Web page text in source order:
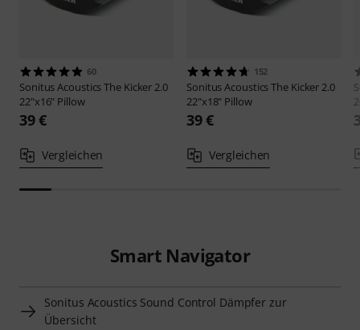
60
Sonitus AcousticsThe Kicker 2.0
22"x16" Pillow
39 €
Vergleichen
152
Sonitus AcousticsThe Kicker 2.0
22"x18" Pillow
39 €
Vergleichen
Smart Navigator
Sonitus Acoustics Sound Control Dämpfer zur
Übersicht